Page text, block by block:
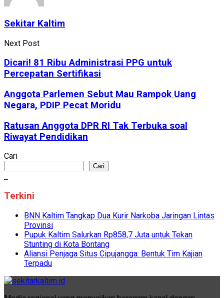
Sekitar Kaltim
Next Post
Dicari! 81 Ribu Administrasi PPG untuk
Percepatan Sertifikasi
Anggota Parlemen Sebut Mau Rampok Uang
Negara, PDIP Pecat Moridu
Ratusan Anggota DPR RI Tak Terbuka soal
Riwayat Pendidikan
Cari
Cari
Terkini
BNN Kaltim Tangkap Dua Kurir Narkoba Jaringan Lintas
Provinsi
Pupuk Kaltim Salurkan Rp858,7 Juta untuk Tekan
Stunting di Kota Bontang
Aliansi Penjaga Situs Cipujangga: Bentuk Tim Kajian
Terpadu